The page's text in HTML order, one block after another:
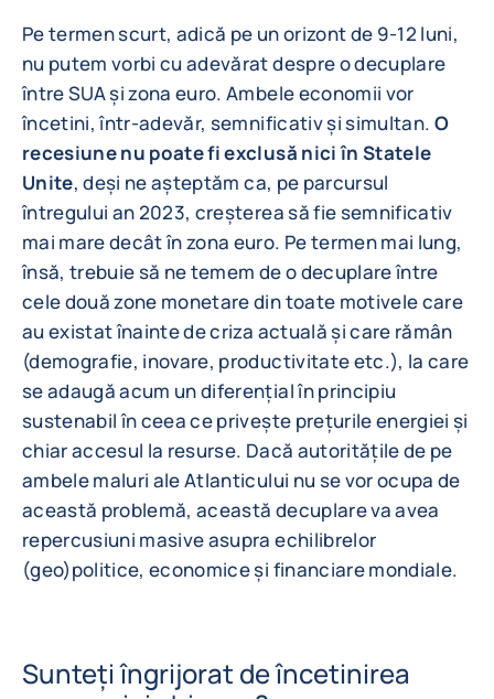
Pe termen scurt, adică pe un orizont de 9-12 luni,
nu putem vorbi cu adevărat despre o decuplare
între SUA și zona euro. Ambele economii vor
încetini, într-adevăr, semnificativ și simultan. O
recesiune nu poate fi exclusă nici în Statele
Unite, deși ne așteptăm ca, pe parcursul
întregului an 2023, creșterea să fie semnificativ
mai mare decât în zona euro. Pe termen mai lung,
însă, trebuie să ne temem de o decuplare între
cele două zone monetare din toate motivele care
au existat înainte de criza actuală și care rămân
(demografie, inovare, productivitate etc.), la care
se adaugă acum un diferențial în principiu
sustenabil în ceea ce privește prețurile energiei și
chiar accesul la resurse. Dacă autoritățile de pe
ambele maluri ale Atlanticului nu se vor ocupa de
această problemă, această decuplare va avea
repercusiuni masive asupra echilibrelor
(geo)politice, economice și financiare mondiale.
Sunteți îngrijorat de încetinirea